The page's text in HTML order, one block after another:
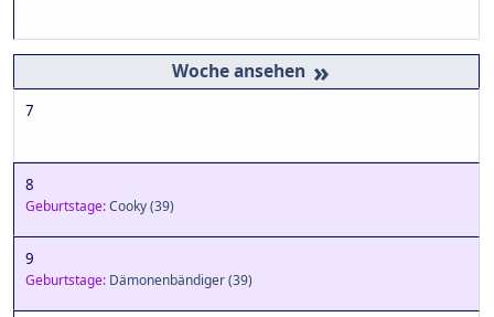
»
7
8
Geburtstage:Cooky(39)
9
Geburtstage: Dämonenbändiger(39)